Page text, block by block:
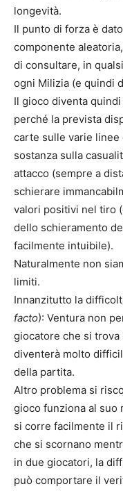
longevità.
Il punto di forza è
componente
di consultare, in
ogni Milizia (e quindi
Il gioco diventa
perché la prevista
carte sulle varie linee
sostanza sulla
attacco (sempre a
schierare
valori positivi nel tiro
dello schieramento
facilmente intuibile).
Naturalmente non
limiti.
Innanzitutto la
facto): Ventura non
giocatore che si trova
diventerà molto
della partita.
Altro problema si
gioco funziona al suo
si corre facilmente il
che si scornano
in due giocatori, la
può comportare il